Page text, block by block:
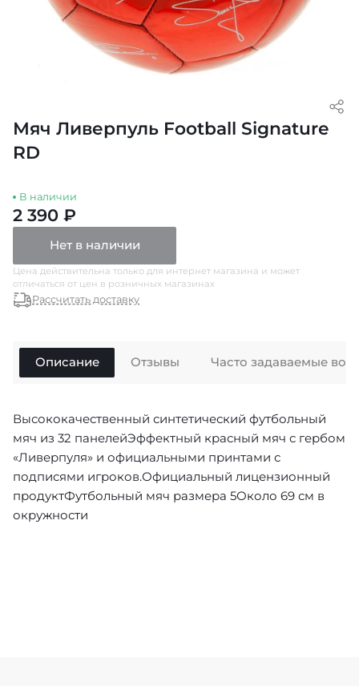
Мяч Ливерпуль Football Signature
RD
В наличии
2 390 ₽
Нет в наличии
Цена действительна только для интернет магазина и может
отличаться от цен в розничных магазинах
Рассчитать доставку
Описание
Высококачественный синтетический футбольный
мяч из 32 панелейЭффектный красный мяч с гербом
«Ливерпуля» и официальными принтами с
подписями игроков.Официальный лицензионный
продуктФутбольный мяч размера 5Около 69 см в
окружности
Отзывы Часто задаваемые